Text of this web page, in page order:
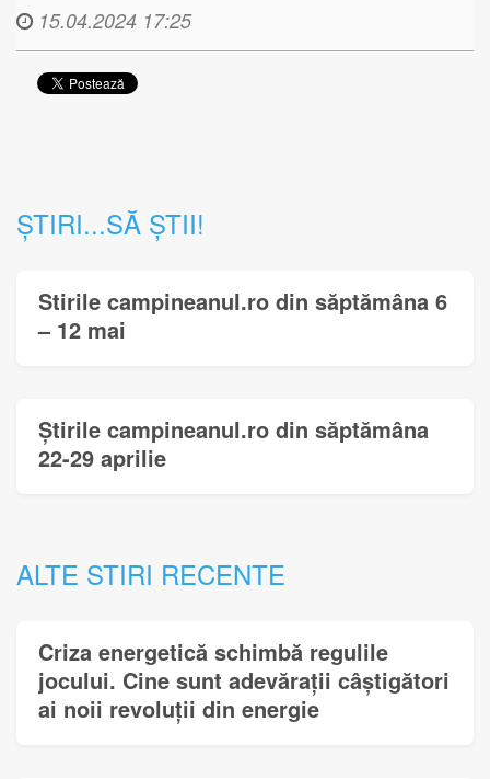
15.04.2024 17:25
ȘTIRI...SĂ ȘTII!
Stirile campineanul.ro din săptămâna 6
– 12 mai
Știrile campineanul.ro din săptămâna
22-29 aprilie
ALTE STIRI RECENTE
Criza energetică schimbă regulile
jocului. Cine sunt adevărații câștigători
ai noii revoluții din energie